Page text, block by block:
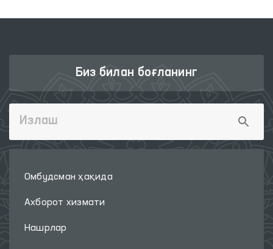
Биз билан боғланинг
Омбудсман ҳақида
Ахборот хизмати
Нашрлар